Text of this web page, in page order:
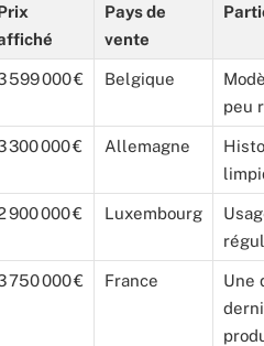
Pays de
vente
599 000 € Belgique
peu
300 000 € Allemagne
900 000 € Luxembourg
750 000 € France
Une